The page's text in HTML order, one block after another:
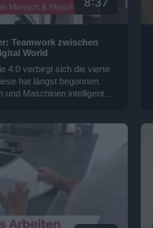
Teamwork zwischen
World
4.0 verbirgt sich die vierte
hat längst begonnen.
und Maschinen intelligent